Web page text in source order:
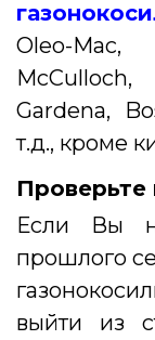
Oleo-
Gardena,
т.д., кроме
Проверьте
Если Вы
прошлого
выйти из